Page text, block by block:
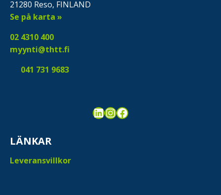
21280 Reso, FINLAND
Se på karta »
02 4310 400
myynti@thtt.fi
041 731 9683
LinkedIn
Instagram
Facebook
LÄNKAR
Leveransvillkor